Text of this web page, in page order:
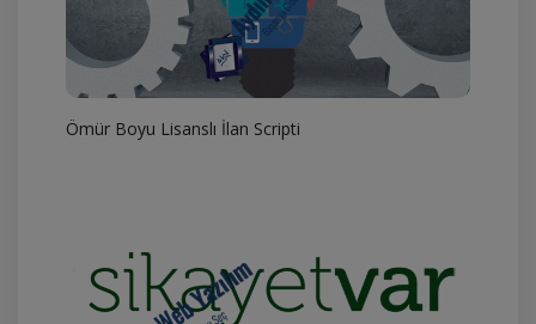
Ömür Boyu Lisanslı İlan Scripti